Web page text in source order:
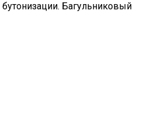
Багульниковый